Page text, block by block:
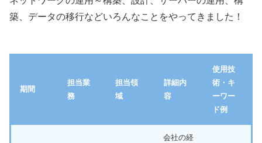
築、データの移行などいろんなことをやってきました！
期間
担当業
務
担当領
域
詳細内
容
使用技
術・キ
ーワー
ド例
会社の経